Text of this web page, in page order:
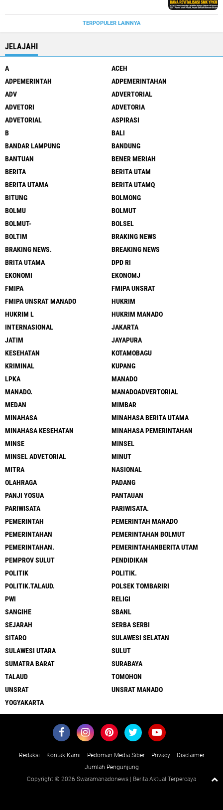
TERPOPULER LAINNYA
JELAJAHI
A
ACEH
ADPEMERINTAH
ADPEMERINTAHAN
ADV
ADVERTORIAL
ADVETORI
ADVETORIA
ADVETORIAL
ASPIRASI
B
BALI
BANDAR LAMPUNG
BANDUNG
BANTUAN
BENER MERIAH
BERITA
BERITA UTAM
BERITA UTAMA
BERITA UTAMQ
BITUNG
BOLMONG
BOLMU
BOLMUT
BOLMUT-
BOLSEL
BOLTIM
BRAKING NEWS
BRAKING NEWS.
BREAKING NEWS
BRITA UTAMA
DPD RI
EKONOMI
EKONOMJ
FMIPA
FMIPA UNSRAT
FMIPA UNSRAT MANADO
HUKRIM
HUKRIM L
HUKRIM MANADO
INTERNASIONAL
JAKARTA
JATIM
JAYAPURA
KESEHATAN
KOTAMOBAGU
KRIMINAL
KUPANG
LPKA
MANADO
MANADO.
MANADOADVERTORIAL
MEDAN
MIMBAR
MINAHASA
MINAHASA BERITA UTAMA
MINAHASA KESEHATAN
MINAHASA PEMERINTAHAN
MINSE
MINSEL
MINSEL ADVETORIAL
MINUT
MITRA
NASIONAL
OLAHRAGA
PADANG
PANJI YOSUA
PANTAUAN
PARIWISATA
PARIWISATA.
PEMERINTAH
PEMERINTAH MANADO
PEMERINTAHAN
PEMERINTAHAN BOLMUT
PEMERINTAHAN.
PEMERINTAHANBERITA UTAM
PEMPROV SULUT
PENDIDIKAN
POLITIK
POLITIK.
POLITIK.TALAUD.
POLSEK TOMBARIRI
PWI
RELIGI
SANGIHE
SBANL
SEJARAH
SERBA SERBI
SITARO
SULAWESI SELATAN
SULAWESI UTARA
SULUT
SUMATRA BARAT
SURABAYA
TALAUD
TOMOHON
UNSRAT
UNSRAT MANADO
YOGYAKARTA
Redaksi Kontak Kami Pedoman Media Siber Privacy
Disclaimer
Jumlah Pengunjung
Copyright © 2026 Swaramanadonews | Berita Aktual Terpercaya